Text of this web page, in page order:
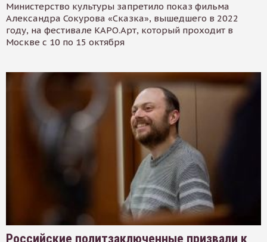
Министерство культуры запретило показ фильма
Александра Сокурова «Сказка», вышедшего в 2022
году, на фестивале КАРО.Арт, который проходит в
Москве с 10 по 15 октября
Российские политзаключенные призвали к